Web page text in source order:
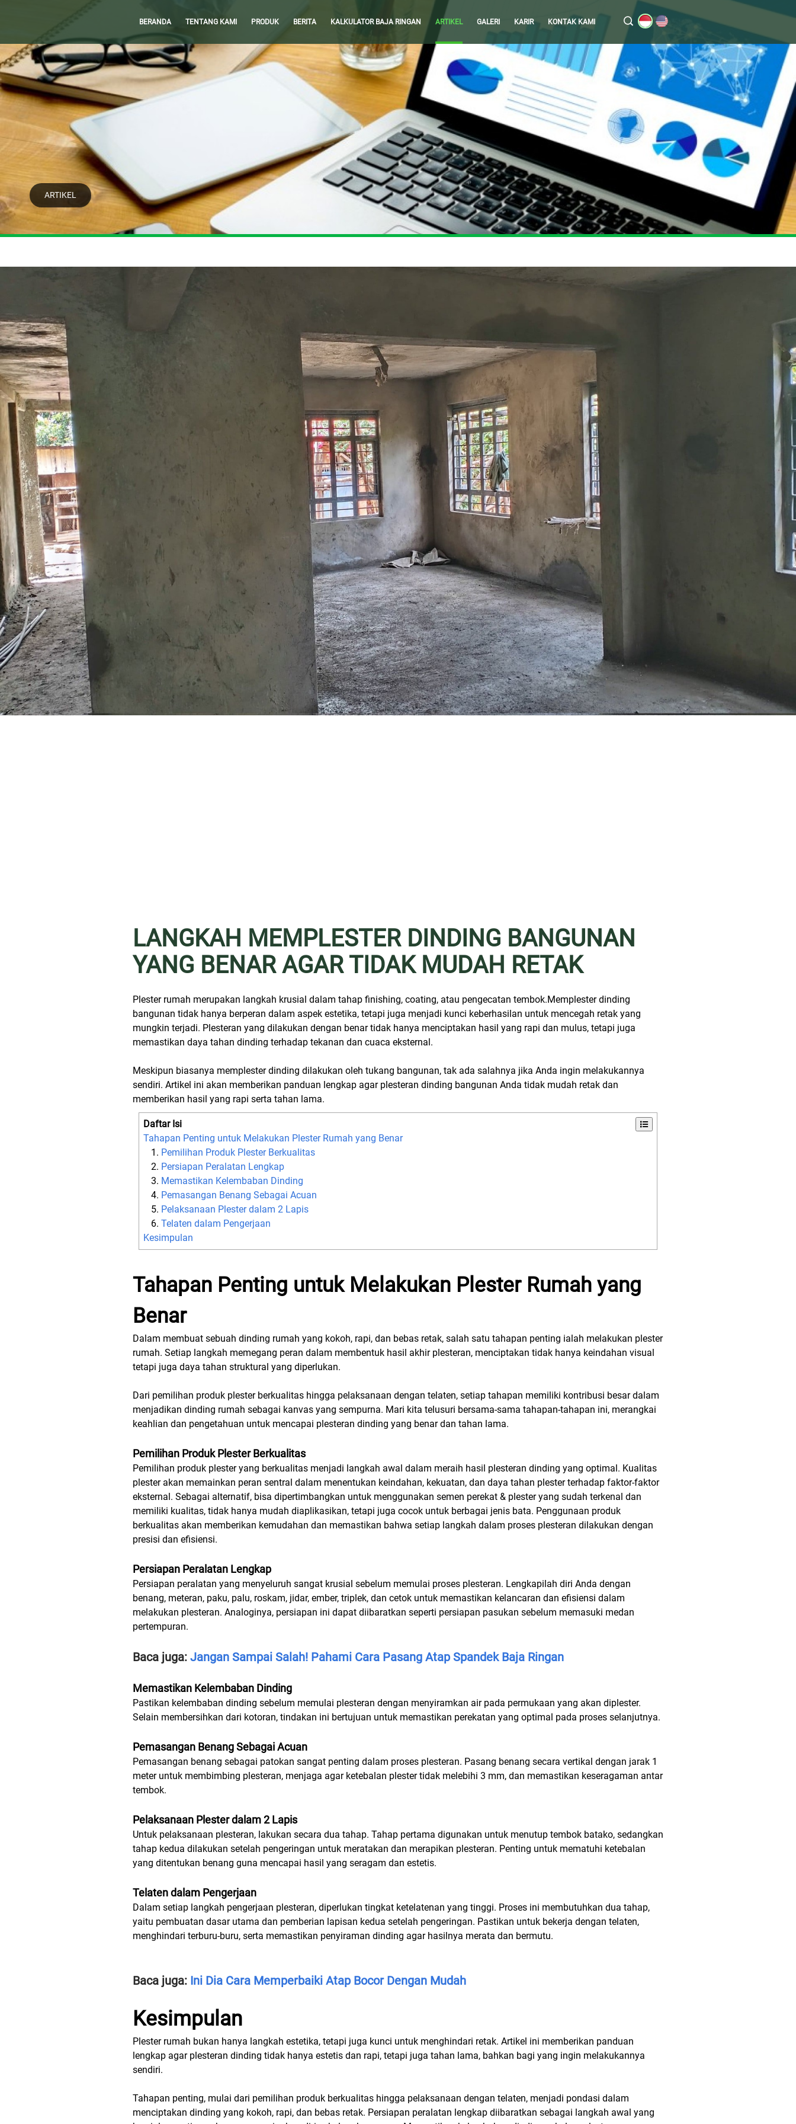
BERANDA TENTANG KAMI PRODUK BERITA KALKULATOR BAJA RINGAN ARTIKEL GALERI KARIR KONTAK KAMI
ARTIKEL
LANGKAH MEMPLESTER DINDING BANGUNAN
YANG BENAR AGAR TIDAK MUDAH RETAK
Plester rumah merupakan langkah krusial dalam tahap finishing, coating, atau pengecatan tembok.Memplester dinding
bangunan tidak hanya berperan dalam aspek estetika, tetapi juga menjadi kunci keberhasilan untuk mencegah retak yang
mungkin terjadi. Plesteran yang dilakukan dengan benar tidak hanya menciptakan hasil yang rapi dan mulus, tetapi juga
memastikan daya tahan dinding terhadap tekanan dan cuaca eksternal.
Meskipun biasanya memplester dinding dilakukan oleh tukang bangunan, tak ada salahnya jika Anda ingin melakukannya
sendiri. Artikel ini akan memberikan panduan lengkap agar plesteran dinding bangunan Anda tidak mudah retak dan
memberikan hasil yang rapi serta tahan lama.
Daftar Isi
Tahapan Penting untuk Melakukan Plester Rumah yang Benar
Pemilihan Produk Plester Berkualitas
Persiapan Peralatan Lengkap
Memastikan Kelembaban Dinding
Pemasangan Benang Sebagai Acuan
Pelaksanaan Plester dalam 2 Lapis
Telaten dalam Pengerjaan
Kesimpulan
Tahapan Penting untuk Melakukan Plester Rumah yang
Benar
Dalam membuat sebuah dinding rumah yang kokoh, rapi, dan bebas retak, salah satu tahapan penting ialah melakukan plester
rumah. Setiap langkah memegang peran dalam membentuk hasil akhir plesteran, menciptakan tidak hanya keindahan visual
tetapi juga daya tahan struktural yang diperlukan.
Dari pemilihan produk plester berkualitas hingga pelaksanaan dengan telaten, setiap tahapan memiliki kontribusi besar dalam
menjadikan dinding rumah sebagai kanvas yang sempurna. Mari kita telusuri bersama-sama tahapan-tahapan ini, merangkai
keahlian dan pengetahuan untuk mencapai plesteran dinding yang benar dan tahan lama.
Pemilihan Produk Plester Berkualitas
Pemilihan produk plester yang berkualitas menjadi langkah awal dalam meraih hasil plesteran dinding yang optimal. Kualitas
plester akan memainkan peran sentral dalam menentukan keindahan, kekuatan, dan daya tahan plester terhadap faktor-faktor
eksternal. Sebagai alternatif, bisa dipertimbangkan untuk menggunakan semen perekat & plester yang sudah terkenal dan
memiliki kualitas, tidak hanya mudah diaplikasikan, tetapi juga cocok untuk berbagai jenis bata. Penggunaan produk
berkualitas akan memberikan kemudahan dan memastikan bahwa setiap langkah dalam proses plesteran dilakukan dengan
presisi dan efisiensi.
Persiapan Peralatan Lengkap
Persiapan peralatan yang menyeluruh sangat krusial sebelum memulai proses plesteran. Lengkapilah diri Anda dengan
benang, meteran, paku, palu, roskam, jidar, ember, triplek, dan cetok untuk memastikan kelancaran dan efisiensi dalam
melakukan plesteran. Analoginya, persiapan ini dapat diibaratkan seperti persiapan pasukan sebelum memasuki medan
pertempuran.
Baca juga: Jangan Sampai Salah! Pahami Cara Pasang Atap Spandek Baja Ringan
Memastikan Kelembaban Dinding
Pastikan kelembaban dinding sebelum memulai plesteran dengan menyiramkan air pada permukaan yang akan diplester.
Selain membersihkan dari kotoran, tindakan ini bertujuan untuk memastikan perekatan yang optimal pada proses selanjutnya.
Pemasangan Benang Sebagai Acuan
Pemasangan benang sebagai patokan sangat penting dalam proses plesteran. Pasang benang secara vertikal dengan jarak 1
meter untuk membimbing plesteran, menjaga agar ketebalan plester tidak melebihi 3 mm, dan memastikan keseragaman antar
tembok.
Pelaksanaan Plester dalam 2 Lapis
Untuk pelaksanaan plesteran, lakukan secara dua tahap. Tahap pertama digunakan untuk menutup tembok batako, sedangkan
tahap kedua dilakukan setelah pengeringan untuk meratakan dan merapikan plesteran. Penting untuk mematuhi ketebalan
yang ditentukan benang guna mencapai hasil yang seragam dan estetis.
Telaten dalam Pengerjaan
Dalam setiap langkah pengerjaan plesteran, diperlukan tingkat ketelatenan yang tinggi. Proses ini membutuhkan dua tahap,
yaitu pembuatan dasar utama dan pemberian lapisan kedua setelah pengeringan. Pastikan untuk bekerja dengan telaten,
menghindari terburu-buru, serta memastikan penyiraman dinding agar hasilnya merata dan bermutu.
Baca juga: Ini Dia Cara Memperbaiki Atap Bocor Dengan Mudah
Kesimpulan
Plester rumah bukan hanya langkah estetika, tetapi juga kunci untuk menghindari retak. Artikel ini memberikan panduan
lengkap agar plesteran dinding tidak hanya estetis dan rapi, tetapi juga tahan lama, bahkan bagi yang ingin melakukannya
sendiri.
Tahapan penting, mulai dari pemilihan produk berkualitas hingga pelaksanaan dengan telaten, menjadi pondasi dalam
menciptakan dinding yang kokoh, rapi, dan bebas retak. Persiapan peralatan lengkap diibaratkan sebagai langkah awal yang